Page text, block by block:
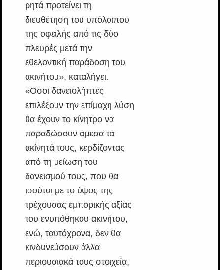
ρητά προτείνει τη
διευθέτηση του υπόλοιπου
της οφειλής από τις δύο
πλευρές μετά την
εθελοντική παράδοση του
ακινήτου», καταλήγει.
«Οσοι δανειολήπτες
επιλέξουν την επίμαχη λύση
θα έχουν το κίνητρο να
παραδώσουν άμεσα τα
ακίνητά τους, κερδίζοντας
από τη μείωση του
δανεισμού τους, που θα
ισούται με το ύψος της
τρέχουσας εμπορικής αξίας
του ενυπόθηκου ακινήτου,
ενώ, ταυτόχρονα, δεν θα
κινδυνεύσουν άλλα
περιουσιακά τους στοιχεία,